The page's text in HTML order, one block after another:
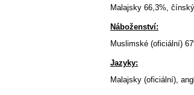
Malajsky 66,3%,
Náboženství:
Muslimské (oficiální)
Jazyky:
Malajsky (oficiální),